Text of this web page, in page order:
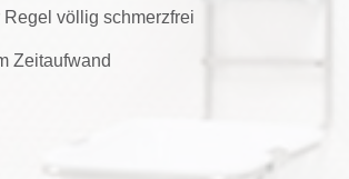
völlig schmerzfrei
Zeitaufwand